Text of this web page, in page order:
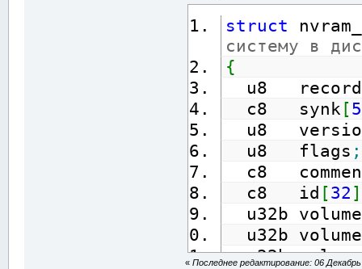
struct
систему в
{
u8
c8   synk [5
u8
u8   flags ;
c8
c8   id [32 ]
u32b
u32b
u32b
«Последнее редактирование: 06